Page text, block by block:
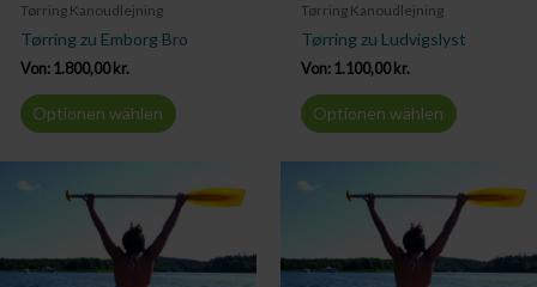
Tørring Kanoudlejning
Tørring zu Emborg Bro
Von: 1.800,00 kr.
Optionen wählen
Tørring Kanoudlejning
Tørring zu Ludvigslyst
Von: 1.100,00 kr.
Optionen wählen